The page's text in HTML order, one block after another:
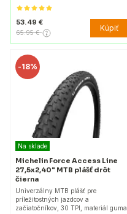
53.49 €
65.95 € Kúpiť
-18%
Na sklade
Michelin Force Access Line
27,5x2,40" MTB plášť drôt
čierna
Univerzálny MTB plášť pre
príležitostných jazdcov a
začiatočníkov, 30 TPI, materiál guma